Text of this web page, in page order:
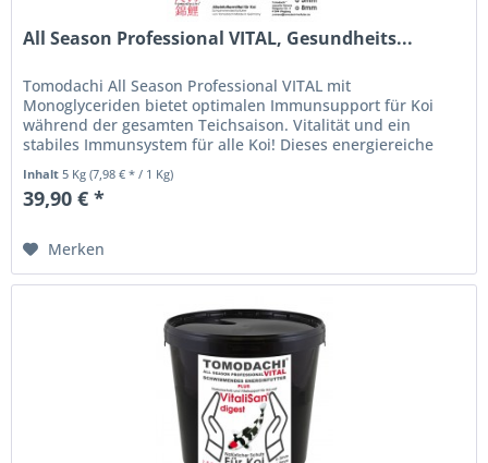
All Season Professional VITAL, Gesundheits...
Tomodachi All Season Professional VITAL mit
Monoglyceriden bietet optimalen Immunsupport für Koi
während der gesamten Teichsaison. Vitalität und ein
stabiles Immunsystem für alle Koi! Dieses energiereiche
Inhalt5 Kg(7,98 € * / 1 Kg)
39,90 € *
Merken